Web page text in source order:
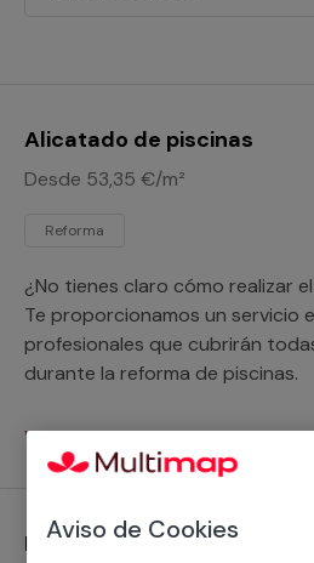
Alicatado de piscinas
Desde 53,35 €/m²
Reforma
¿No tienes claro cómo realizar
Te proporcionamos un servicio
profesionales que cubrirán
durante la reforma de piscinas.
Ver servicios
Desinfección de piscinas
Aviso de Cookies